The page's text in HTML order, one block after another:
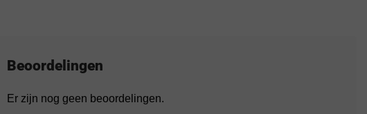
Beoordelingen
Er zijn nog geen beoordelingen.